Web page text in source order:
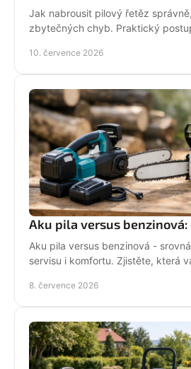
Jak nabrousit pilový řetěz
zbytečných chyb. Praktický
10. července 2026
Aku pila versus
Aku pila versus benzinová -
servisu i komfortu. Zjistěte, která
8. července 2026